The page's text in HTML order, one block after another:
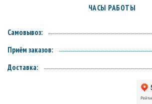
ЧАСЫ РАБОТЫ
Самовывоз:
Приём заказов:
Доставка: